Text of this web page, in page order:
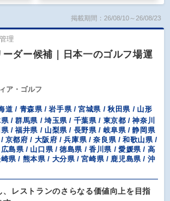
掲載期間：26/08/10～26/08/23
理
ダー候補｜日本一のゴルフ場運
ア・ゴルフ
道 / 青森県 / 岩手県 / 宮城県 / 秋田県 / 山形
/ 群馬県 / 埼玉県 / 千葉県 / 東京都 / 神奈川
/ 福井県 / 山梨県 / 長野県 / 岐阜県 / 静岡県
京都府 / 大阪府 / 兵庫県 / 奈良県 / 和歌山県 /
島県 / 山口県 / 徳島県 / 香川県 / 愛媛県 / 高
県 / 熊本県 / 大分県 / 宮崎県 / 鹿児島県 / 沖
、レストランのさらなる価値向上を目指